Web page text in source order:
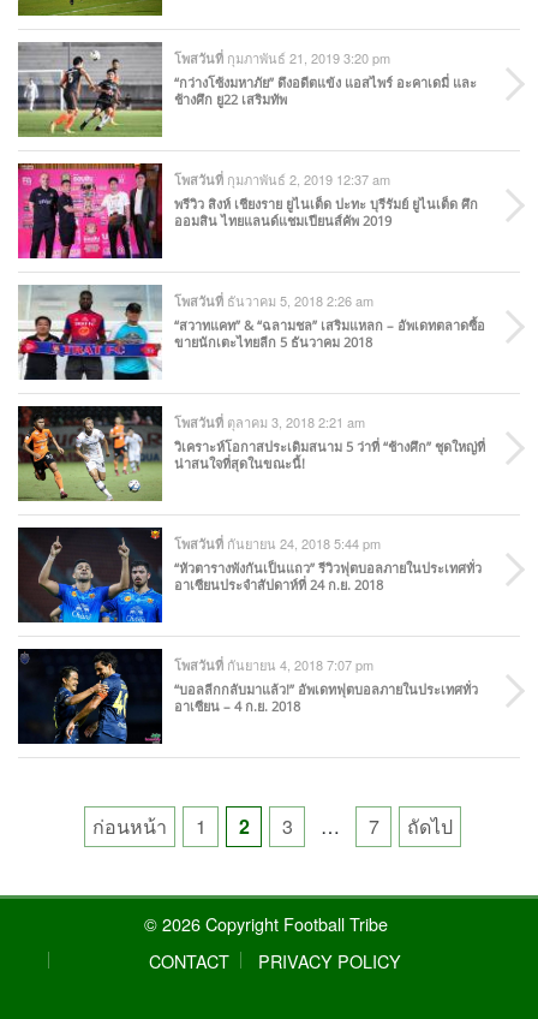
โพสวันที่ กุมภาพันธ์ 21, 2019 3:20 pm
“กว่างโซ้งมหาภัย” ดึงอดีตแข้ง แอสไพร์ อะคาเดมี่ และ
ช้างศึก ยู22 เสริมทัพ
โพสวันที่ กุมภาพันธ์ 2, 2019 12:37 am
พรีวิว สิงห์ เชียงราย ยูไนเต็ด ปะทะ บุรีรัมย์ ยูไนเต็ด ศึก
ออมสิน ไทยแลนด์แชมเปียนส์คัพ 2019
โพสวันที่ ธันวาคม 5, 2018 2:26 am
“สวาทแคท” & “ฉลามชล” เสริมแหลก – อัพเดทตลาดซื้อ
ขายนักเตะไทยลีก 5 ธันวาคม 2018
โพสวันที่ ตุลาคม 3, 2018 2:21 am
วิเคราะห์โอกาสประเดิมสนาม 5 ว่าที่ “ช้างศึก” ชุดใหญ่ที่
น่าสนใจที่สุดในขณะนี้!
โพสวันที่ กันยายน 24, 2018 5:44 pm
“หัวตารางพังกันเป็นแถว” รีวิวฟุตบอลภายในประเทศทั่ว
อาเซียนประจำสัปดาห์ที่ 24 ก.ย. 2018
โพสวันที่ กันยายน 4, 2018 7:07 pm
“บอลลีกกลับมาแล้ว!” อัพเดทฟุตบอลภายในประเทศทั่ว
อาเซียน – 4 ก.ย. 2018
Posts
pagination
ก่อนหน้า 1 2 3 … 7 ถัดไป
© 2026 Copyright Football Tribe
CONTACT
PRIVACY POLICY